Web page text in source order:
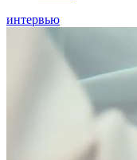
интервью